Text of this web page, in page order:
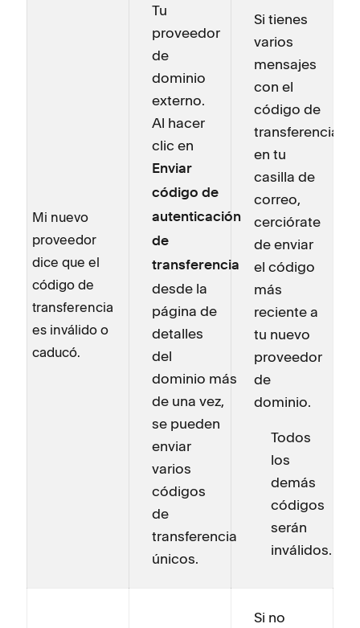
Mi nuevo
proveedor
dice que el
código de
transferencia
es inválido o
caducó.
Tu
proveedor
de
dominio
externo.
Al hacer
clic en
Enviar
código de
autenticación
de
transferencia
desde la
página de
detalles
del
dominio más
de una vez,
se pueden
enviar
varios
códigos
de
transferencia
únicos.
Si tienes
varios
mensajes
con el
código de
transferencia
en tu
casilla de
correo,
cerciórate
de enviar
el código
más
reciente a
tu nuevo
proveedor
de
dominio.
Todos
los
demás
códigos
serán
inválidos.
Si no